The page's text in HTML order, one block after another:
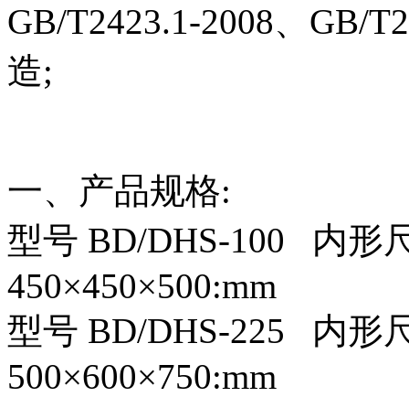
GB/T2423.1-2008、GB/
造;
一、产品规格:
型号 BD/DHS-100 内形
450×450×500:mm
型号 BD/DHS-225 内形
500×600×750:mm